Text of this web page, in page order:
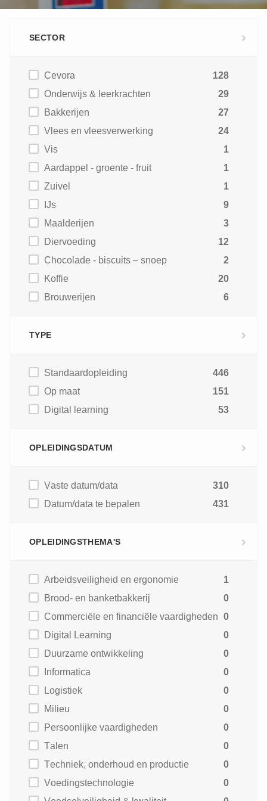
SECTOR
Cevora
128
Onderwijs & leerkrachten
29
Bakkerijen
27
Vlees en vleesverwerking
24
Vis
1
Aardappel - groente - fruit
1
Zuivel
1
IJs
9
Maalderijen
3
Diervoeding
12
Chocolade - biscuits – snoep
2
Koffie
20
Brouwerijen
6
TYPE
Standaardopleiding
446
Op maat
151
Digital learning
53
OPLEIDINGSDATUM
Vaste datum/data
310
Datum/data te bepalen
431
OPLEIDINGSTHEMA'S
Arbeidsveiligheid en ergonomie
1
Brood- en banketbakkerij
0
Commerciële en financiële vaardigheden 0
Digital Learning
0
Duurzame ontwikkeling
0
Informatica
0
Logistiek
0
Milieu
0
Persoonlijke vaardigheden
0
Talen
0
Techniek, onderhoud en productie
0
Voedingstechnologie
0